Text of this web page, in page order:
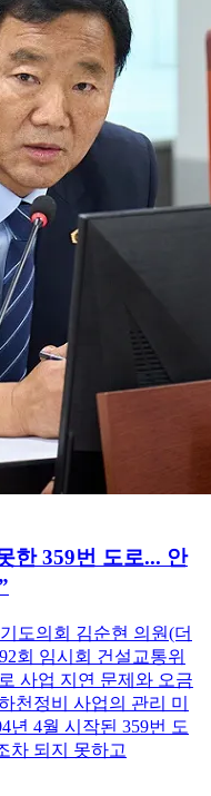
한 359번 도로... 안
도의회 김순현 의원(더
회 임시회 건설교통위
사업 지연 문제와 오금
천정비 사업의 관리 미
년 4월 시작된 359번 도
차 되지 못하고